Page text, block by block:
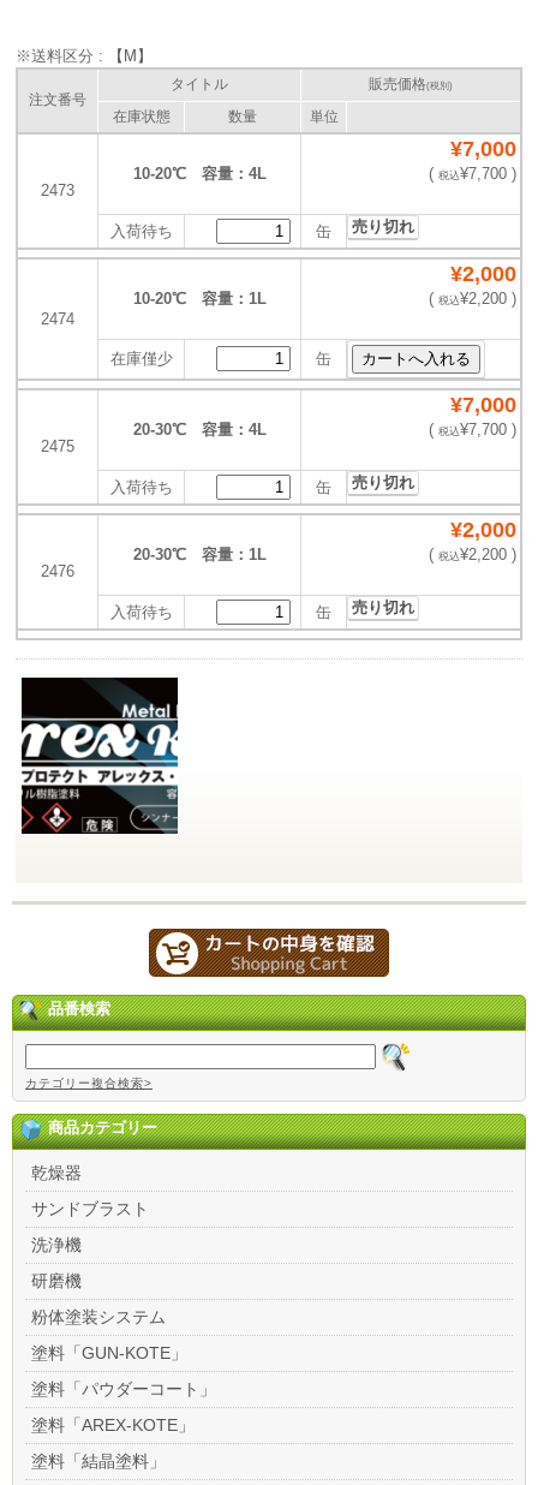
※送料区分 : 【M】
注文番号
タイトル 販売価格(税別)
在庫状態 数量 単位
2473
10‐20℃ 容量：4L
¥7,000
( 税込¥7,700 )
入荷待ち 缶 売り切れ
2474
10‐20℃ 容量：1L
¥2,000
( 税込¥2,200 )
在庫僅少 缶
2475
20‐30℃ 容量：4L
¥7,000
( 税込¥7,700 )
入荷待ち 缶 売り切れ
2476
20‐30℃ 容量：1L
¥2,000
( 税込¥2,200 )
入荷待ち 缶 売り切れ
品番検索
カテゴリー複合検索>
商品カテゴリー
乾燥器
サンドブラスト
洗浄機
研磨機
粉体塗装システム
塗料「GUN-KOTE」
塗料「パウダーコート」
塗料「AREX-KOTE」
塗料「結晶塗料」